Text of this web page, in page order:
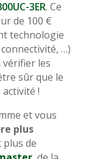
3ER. Ce
de 100 €
technologie
…)
les
sûr que le
!
et vous
plus
de